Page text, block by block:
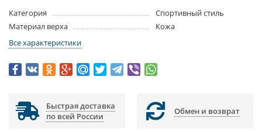
Категория
Спортивный стиль
Материал верха
Кожа
Все характеристики
Быстрая доставка
по всей России
Обмен и возврат